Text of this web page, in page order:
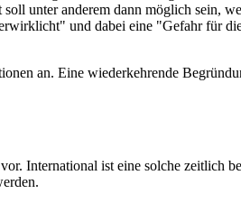
unter anderem dann möglich sein,
und dabei eine "Gefahr für
an. Eine wiederkehrende
International ist eine solche zeitlich